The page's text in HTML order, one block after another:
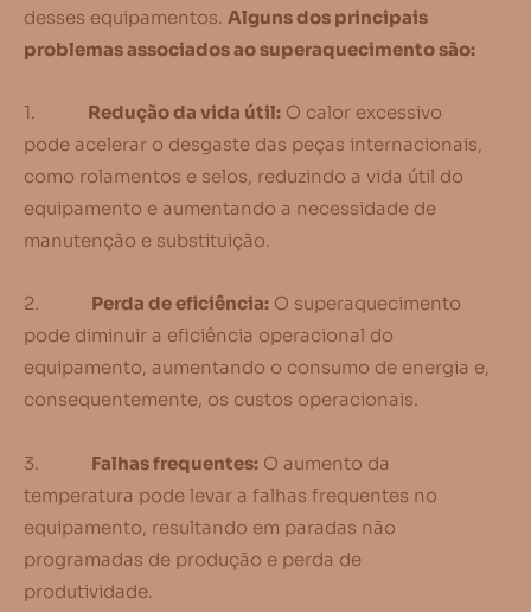
desses equipamentos. Alguns dos principais
problemas associados ao superaquecimento são:
1. Redução da vida útil: O calor excessivo
pode acelerar o desgaste das peças internacionais,
como rolamentos e selos, reduzindo a vida útil do
equipamento e aumentando a necessidade de
manutenção e substituição.
2. Perda de eficiência: O superaquecimento
pode diminuir a eficiência operacional do
equipamento, aumentando o consumo de energia e,
consequentemente, os custos operacionais.
3. Falhas frequentes: O aumento da
temperatura pode levar a falhas frequentes no
equipamento, resultando em paradas não
programadas de produção e perda de
produtividade.